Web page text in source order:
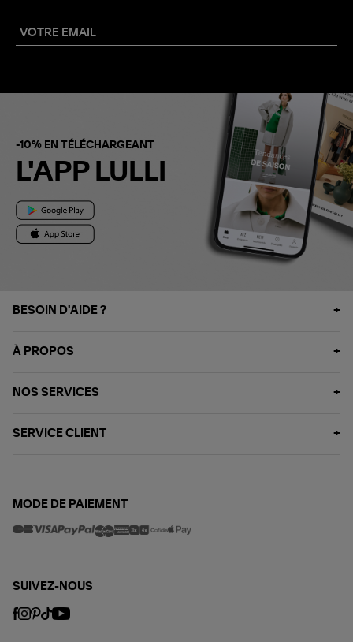
-10% EN TÉLÉCHARGEANT
L'APP LULLI
BESOIN D'AIDE ?
À PROPOS
NOS SERVICES
SERVICE CLIENT
MODE DE PAIEMENT
SUIVEZ-NOUS